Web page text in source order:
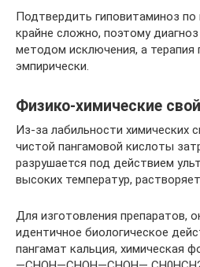
Подтвердить гиповитаминоз по
крайне сложно, поэтому
методом исключения, а терапия
эмпирически.
Физико-химические
Из-за лабильности химических
чистой пангамовой кислоты
разрушается под действием
высоких температур,
Для изготовления препаратов,
идентичное биологическое
пангамат кальция, химическая